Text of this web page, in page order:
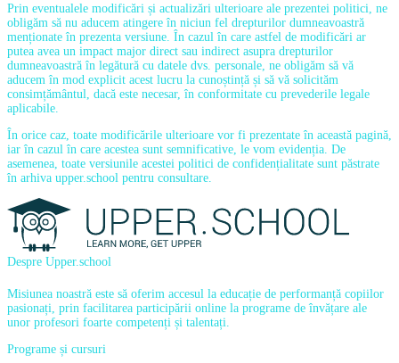
Prin eventualele modificări și actualizări ulterioare ale prezentei politici, ne
obligăm să nu aducem atingere în niciun fel drepturilor dumneavoastră
menționate în prezenta versiune. În cazul în care astfel de modificări ar
putea avea un impact major direct sau indirect asupra drepturilor
dumneavoastră în legătură cu datele dvs. personale, ne obligăm să vă
aducem în mod explicit acest lucru la cunoștință și să vă solicităm
consimțământul, dacă este necesar, în conformitate cu prevederile legale
aplicabile.
În orice caz, toate modificările ulterioare vor fi prezentate în această pagină,
iar în cazul în care acestea sunt semnificative, le vom evidenția. De
asemenea, toate versiunile acestei politici de confidențialitate sunt păstrate
în arhiva upper.school pentru consultare.
Despre Upper.school
Misiunea noastră este să oferim accesul la educație de performanță copiilor
pasionați, prin facilitarea participării online la programe de învățare ale
unor profesori foarte competenți și talentați.
Programe și cursuri